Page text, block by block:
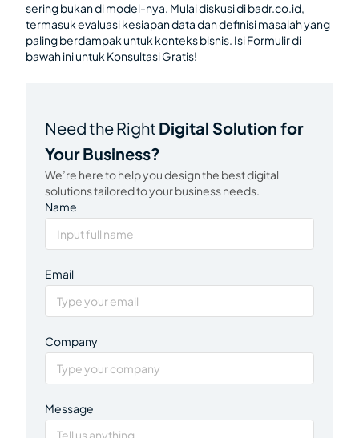
sering bukan di model-nya. Mulai diskusi di badr.co.id,
termasuk evaluasi kesiapan data dan definisi masalah yang
paling berdampak untuk konteks bisnis. Isi Formulir di
bawah ini untuk Konsultasi Gratis!
Need the Right Digital Solution for
Your Business?
We’re here to help you design the best digital
solutions tailored to your business needs.
Name
Email
Company
Message